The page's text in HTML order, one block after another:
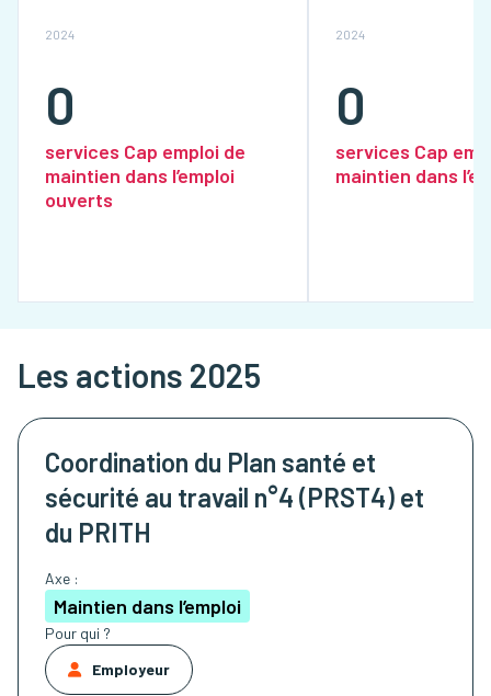
2024
0
services Cap emploi de
maintien dans l’emploi
ouverts
2024
0
services Cap
maintien dans
Les actions 2025
Coordination du Plan santé et
sécurité au travail n°4 (PRST4) et
du PRITH
Axe :
Maintien dans l’emploi
Pour qui ?
Employeur